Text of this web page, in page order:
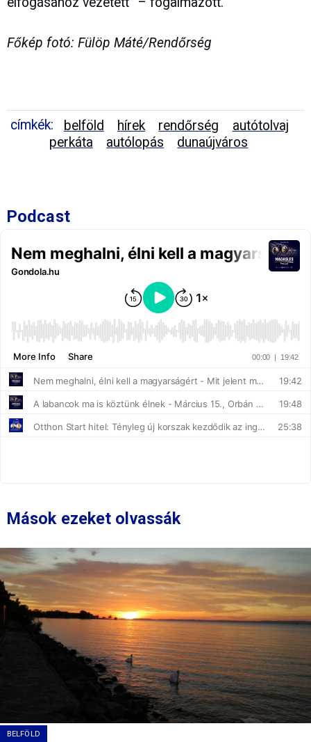
Főkép fotó: Fülöp Máté/Rendőrség
címkék: belföld hírek rendőrség
autótolvaj
perkáta
autólopás dunaújváros
Podcast
Mások ezeket olvassák
BELFÖLD